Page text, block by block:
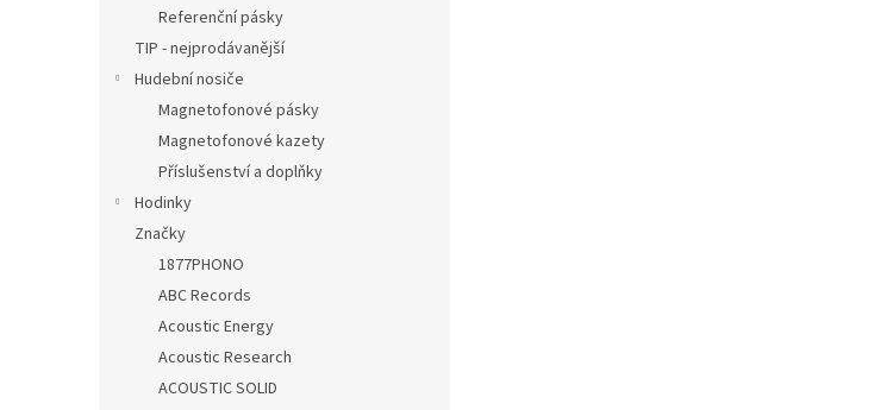
Referenční pásky
TIP - nejprodávanější
Hudební nosiče
Magnetofonové pásky
Magnetofonové kazety
Příslušenství a doplňky
Hodinky
Značky
1877PHONO
ABC Records
Acoustic Energy
Acoustic Research
ACOUSTIC SOLID